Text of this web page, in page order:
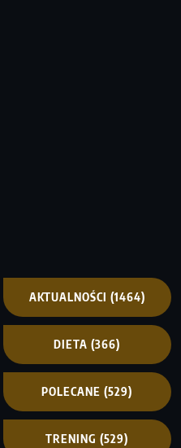
AKTUALNOŚCI (1464)
DIETA (366)
POLECANE (529)
TRENING (529)